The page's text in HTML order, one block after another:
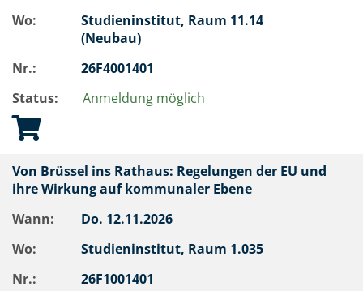
Wo:
Studieninstitut, Raum 11.14
(Neubau)
Nr.:
26F4001401
Status:
Anmeldung möglich
Von Brüssel ins Rathaus: Regelungen der EU und
ihre Wirkung auf kommunaler Ebene
Wann:
Do. 12.11.2026
Wo:
Studieninstitut, Raum 1.035
Nr.:
26F1001401